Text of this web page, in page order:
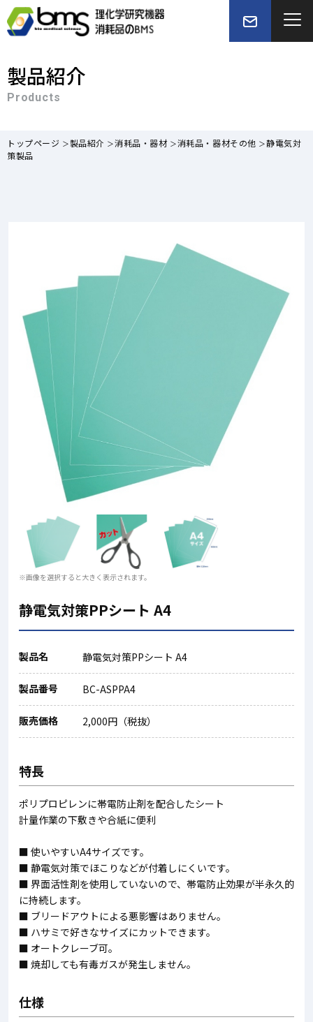
製品紹介
Products
トップページ 製品紹介 消耗品・器材 消耗品・器材その他
静電気対
策製品
※画像を選択すると大きく表示されます。
静電気対策PPシート A4
製品名 静電気対策PPシート A4
製品番号 BC-ASPPA4
販売価格 2,000円（税抜）
特長
ポリプロピレンに帯電防止剤を配合したシート
計量作業の下敷きや合紙に便利
■ 使いやすいA4サイズです。
■ 静電気対策でほこりなどが付着しにくいです。
■ 界面活性剤を使用していないので、帯電防止効果が半永久的
に持続します。
■ ブリードアウトによる悪影響はありません。
■ ハサミで好きなサイズにカットできます。
■ オートクレーブ可。
■ 焼却しても有毒ガスが発生しません。
仕様